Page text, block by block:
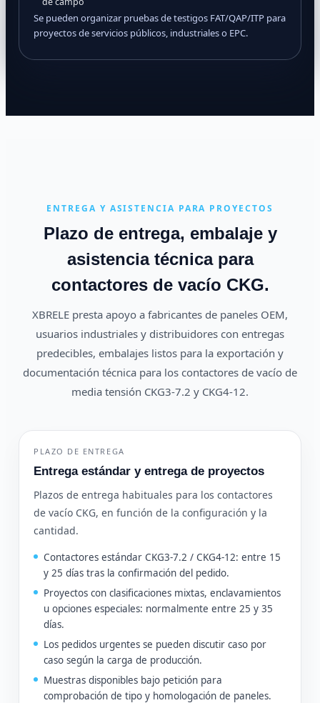
Se pueden organizar pruebas de testigos FAT/QAP/ITP para
proyectos de servicios públicos, industriales o EPC.
ENTREGA Y ASISTENCIA PARA PROYECTOS
Plazo de entrega, embalaje y
asistencia técnica para
contactores de vacío CKG.
XBRELE presta apoyo a fabricantes de paneles OEM,
usuarios industriales y distribuidores con entregas
predecibles, embalajes listos para la exportación y
documentación técnica para los contactores de vacío de
media tensión CKG3-7.2 y CKG4-12.
PLAZO DE ENTREGA
Entrega estándar y entrega de proyectos
Plazos de entrega habituales para los contactores
de vacío CKG, en función de la configuración y la
cantidad.
Contactores estándar CKG3-7.2 / CKG4-12: entre 15
y 25 días tras la confirmación del pedido.
Proyectos con clasificaciones mixtas, enclavamientos
u opciones especiales: normalmente entre 25 y 35
días.
Los pedidos urgentes se pueden discutir caso por
caso según la carga de producción.
Muestras disponibles bajo petición para
comprobación de tipo y homologación de paneles.